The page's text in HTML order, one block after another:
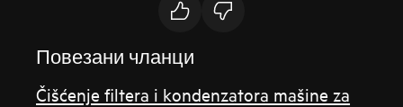
Повезани чланци
Čišćenje filtera i kondenzatora mašine za